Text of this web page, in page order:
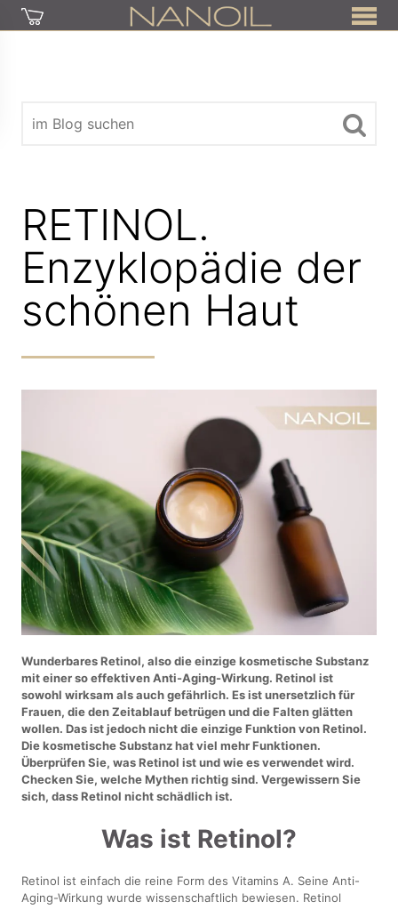
RETINOL.
Enzyklopädie der
schönen Haut
Wunderbares Retinol, also die einzige kosmetische Substanz
mit einer so effektiven Anti-Aging-Wirkung. Retinol ist
sowohl wirksam als auch gefährlich. Es ist unersetzlich für
Frauen, die den Zeitablauf betrügen und die Falten glätten
wollen. Das ist jedoch nicht die einzige Funktion von Retinol.
Die kosmetische Substanz hat viel mehr Funktionen.
Überprüfen Sie, was Retinol ist und wie es verwendet wird.
Checken Sie, welche Mythen richtig sind. Vergewissern Sie
sich, dass Retinol nicht schädlich ist.
Was ist Retinol?
Retinol ist einfach die reine Form des Vitamins A. Seine Anti-
Aging-Wirkung wurde wissenschaftlich bewiesen. Retinol